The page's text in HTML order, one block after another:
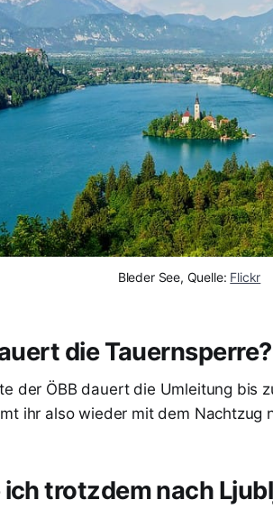
Bleder See, Quelle: Flickr
die Tauernsperre?
der ÖBB dauert die Umleitung bis
ihr also wieder mit dem Nachtzug
trotzdem nach